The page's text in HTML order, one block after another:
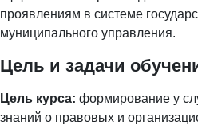
проявлениям в системе
муниципального управления.
Цель и задачи
Цель курса: формирование у
знаний о правовых и